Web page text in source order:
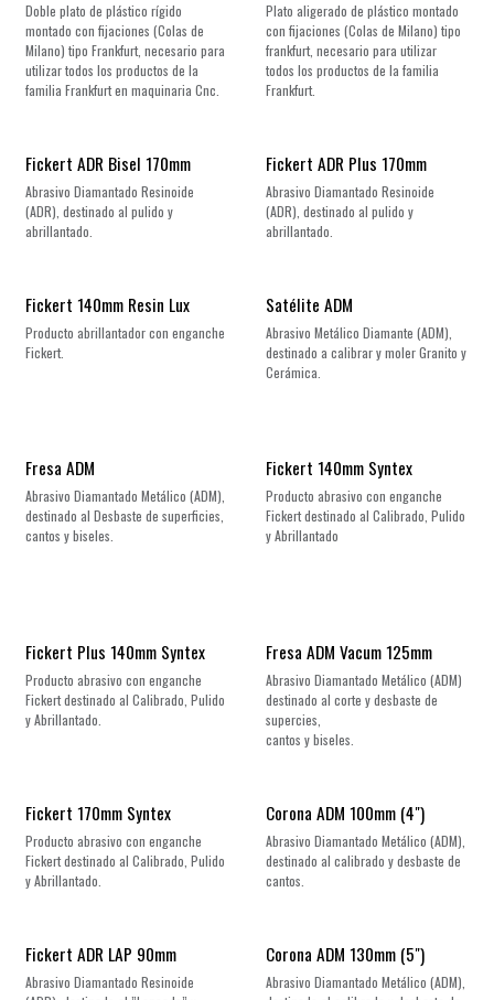
Doble plato de plástico rígido
montado con fijaciones (Colas de
Milano) tipo Frankfurt, necesario para
utilizar todos los productos de la
familia Frankfurt en maquinaria Cnc.
Plato aligerado de plástico montado
con fijaciones (Colas de Milano) tipo
frankfurt, necesario para utilizar
todos los productos de la familia
Frankfurt.
Fickert ADR Bisel 170mm
Abrasivo Diamantado Resinoide
(ADR), destinado al pulido y
abrillantado.
Fickert ADR Plus 170mm
Abrasivo Diamantado Resinoide
(ADR), destinado al pulido y
abrillantado.
Fickert 140mm Resin Lux
Producto abrillantador con enganche
Fickert.
Satélite ADM
Abrasivo Metálico Diamante (ADM),
destinado a calibrar y moler Granito y
Cerámica.
Fresa ADM
Abrasivo Diamantado Metálico (ADM),
destinado al Desbaste de superficies,
cantos y biseles.
Fickert 140mm Syntex
Producto abrasivo con enganche
Fickert destinado al Calibrado, Pulido
y Abrillantado
Fickert Plus 140mm Syntex
Producto abrasivo con enganche
Fickert destinado al Calibrado, Pulido
y Abrillantado.
Fresa ADM Vacum 125mm
Abrasivo Diamantado Metálico (ADM)
destinado al corte y desbaste de
supercies,
cantos y biseles.
Fickert 170mm Syntex
Producto abrasivo con enganche
Fickert destinado al Calibrado, Pulido
y Abrillantado.
Corona ADM 100mm (4")
Abrasivo Diamantado Metálico (ADM),
destinado al calibrado y desbaste de
cantos.
Fickert ADR LAP 90mm
Abrasivo Diamantado Resinoide
Corona ADM 130mm (5")
Abrasivo Diamantado Metálico (ADM),